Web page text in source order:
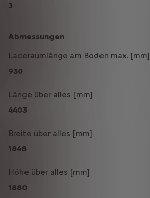
3
Abmessungen
Laderaumlänge am Boden max. [mm]
930
Länge über alles [mm]
4403
Breite über alles [mm]
1848
Höhe über alles [mm]
1880